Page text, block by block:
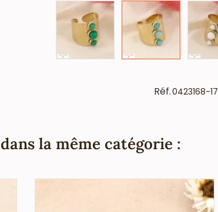
Réf.0423168-17
la même catégorie :